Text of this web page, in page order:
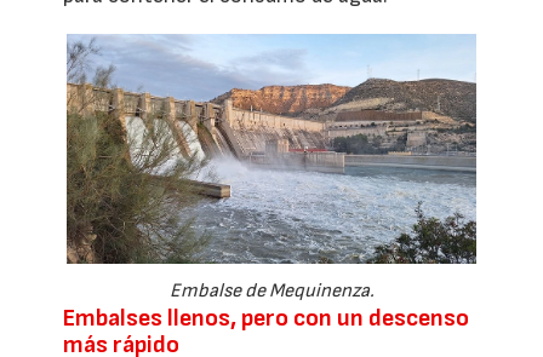
Embalse de Mequinenza.
Embalses llenos, pero con un descenso
más rápido